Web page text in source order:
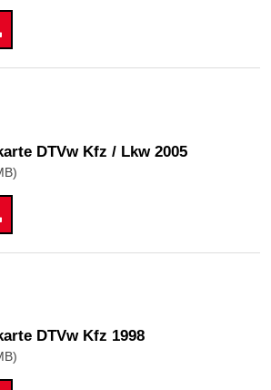
DTVw Kfz / Lkw 2005
DTVw Kfz 1998